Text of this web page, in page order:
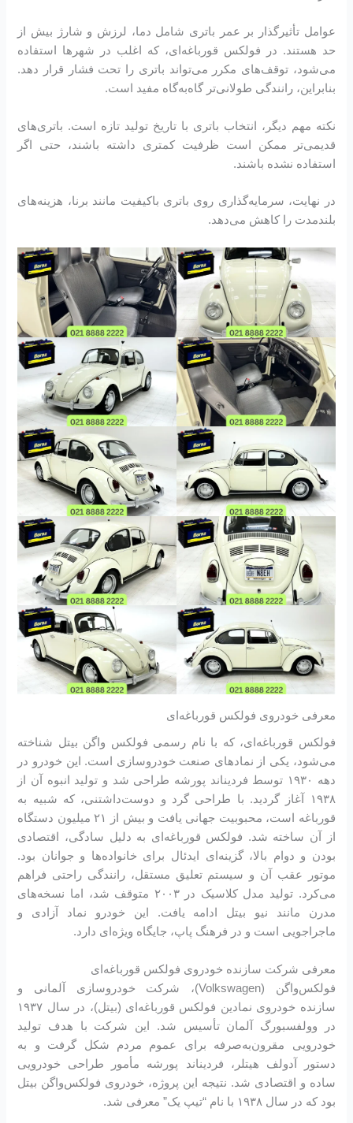
عوامل تأثیرگذار بر عمر باتری شامل دما، لرزش و شارژ بیش از
حد هستند. در فولکس قورباغه‌ای، که اغلب در شهرها استفاده
می‌شود، توقف‌های مکرر می‌تواند باتری را تحت فشار قرار دهد.
بنابراین، رانندگی طولانی‌تر گاه‌به‌گاه مفید است.
نکته مهم دیگر، انتخاب باتری با تاریخ تولید تازه است. باتری‌های
قدیمی‌تر ممکن است ظرفیت کمتری داشته باشند، حتی اگر
استفاده نشده باشند.
در نهایت، سرمایه‌گذاری روی باتری باکیفیت مانند برنا، هزینه‌های
بلندمدت را کاهش می‌دهد.
معرفی خودروی فولکس قورباغه‌ای
فولکس قورباغه‌ای، که با نام رسمی فولکس واگن بیتل شناخته
می‌شود، یکی از نمادهای صنعت خودروسازی است. این خودرو در
دهه ۱۹۳۰ توسط فردیناند پورشه طراحی شد و تولید انبوه آن از
۱۹۳۸ آغاز گردید. با طراحی گرد و دوست‌داشتنی، که شبیه به
قورباغه است، محبوبیت جهانی یافت و بیش از ۲۱ میلیون دستگاه
از آن ساخته شد. فولکس قورباغه‌ای به دلیل سادگی، اقتصادی
بودن و دوام بالا، گزینه‌ای ایدئال برای خانواده‌ها و جوانان بود.
موتور عقب آن و سیستم تعلیق مستقل، رانندگی راحتی فراهم
می‌کرد. تولید مدل کلاسیک در ۲۰۰۳ متوقف شد، اما نسخه‌های
مدرن مانند نیو بیتل ادامه یافت. این خودرو نماد آزادی و
ماجراجویی است و در فرهنگ پاپ، جایگاه ویژه‌ای دارد.
معرفی شرکت سازنده خودروی فولکس قورباغه‌ای
فولکس‌واگن (Volkswagen)، شرکت خودروسازی آلمانی و
سازنده خودروی نمادین فولکس قورباغه‌ای (بیتل)، در سال ۱۹۳۷
در وولفسبورگ آلمان تأسیس شد. این شرکت با هدف تولید
خودرویی مقرون‌به‌صرفه برای عموم مردم شکل گرفت و به
دستور آدولف هیتلر، فردیناند پورشه مأمور طراحی خودرویی
ساده و اقتصادی شد. نتیجه این پروژه، خودروی فولکس‌واگن بیتل
بود که در سال ۱۹۳۸ با نام “تیپ یک” معرفی شد.